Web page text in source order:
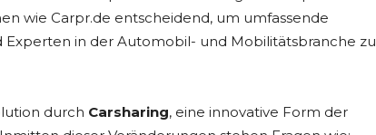
wie Carpr.de entscheidend, um umfassende
in der Automobil- und Mobilitätsbranche zu
durch Carsharing, eine innovative Form der